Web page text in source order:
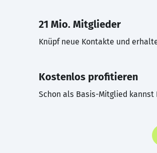
21 Mio. Mitglieder
Knüpf neue Kontakte und
Kostenlos profitieren
Schon als Basis-Mitglied kannst